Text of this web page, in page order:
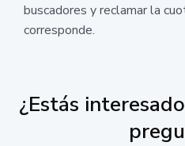
buscadores y reclamar la
corresponde.
¿Estás